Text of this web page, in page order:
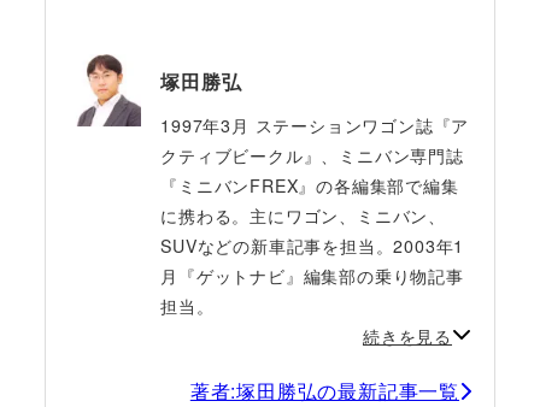
塚田勝弘
1997年3月 ステーションワゴン誌『ア
クティブビークル』、ミニバン専門誌
『ミニバンFREX』の各編集部で編集
に携わる。主にワゴン、ミニバン、
SUVなどの新車記事を担当。2003年1
月『ゲットナビ』編集部の乗り物記事
担当。
続きを見る
著者:塚田勝弘の最新記事一覧